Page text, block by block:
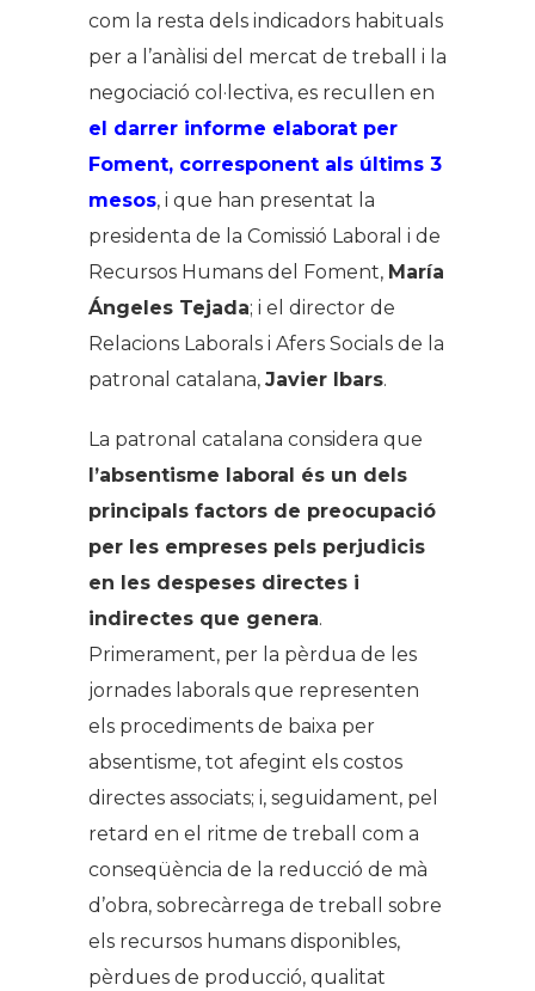
com la resta dels indicadors habituals
per a l’anàlisi del mercat de treball i la
negociació col·lectiva, es recullen en
el darrer informe elaborat per
Foment, corresponent als últims 3
mesos, i que han presentat la
presidenta de la Comissió Laboral i de
Recursos Humans del Foment, María
Ángeles Tejada; i el director de
Relacions Laborals i Afers Socials de la
patronal catalana, Javier Ibars.
La patronal catalana considera que
l’absentisme laboral és un dels
principals factors de preocupació
per les empreses pels perjudicis
en les despeses directes i
indirectes que genera.
Primerament, per la pèrdua de les
jornades laborals que representen
els procediments de baixa per
absentisme, tot afegint els costos
directes associats; i, seguidament, pel
retard en el ritme de treball com a
conseqüència de la reducció de mà
d’obra, sobrecàrrega de treball sobre
els recursos humans disponibles,
pèrdues de producció, qualitat